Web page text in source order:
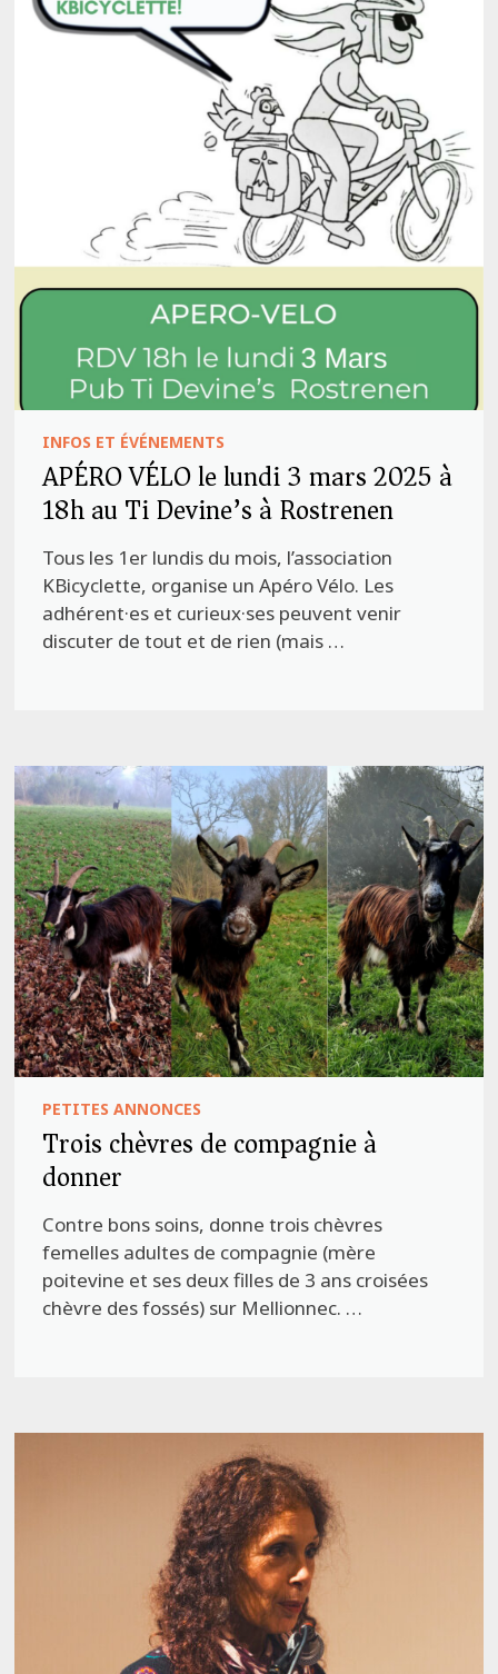
INFOS ET ÉVÉNEMENTS
APÉRO VÉLO le lundi 3 mars 2025 à
18h au Ti Devine’s à Rostrenen
Tous les 1er lundis du mois, l’association
KBicyclette, organise un Apéro Vélo. Les
adhérent·es et curieux·ses peuvent venir
discuter de tout et de rien (mais …
PETITES ANNONCES
Trois chèvres de compagnie à
donner
Contre bons soins, donne trois chèvres
femelles adultes de compagnie (mère
poitevine et ses deux filles de 3 ans croisées
chèvre des fossés) sur Mellionnec. …